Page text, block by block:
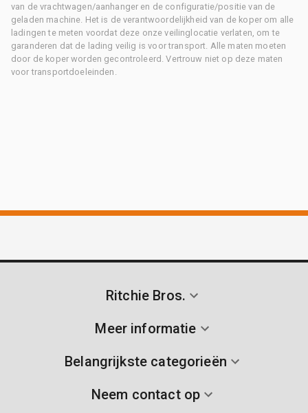
van de vrachtwagen/aanhanger en de configuratie/positie van de
geladen machine. Het is de verantwoordelijkheid van de koper om alle
ladingen te meten voordat deze onze veilinglocatie verlaten, om te
garanderen dat de lading veilig is voor transport. Alle maten moeten
door de koper worden gecontroleerd. Vertrouw niet op deze maten
voor transportdoeleinden.
Ritchie Bros.
Meer informatie
Belangrijkste categorieën
Neem contact op